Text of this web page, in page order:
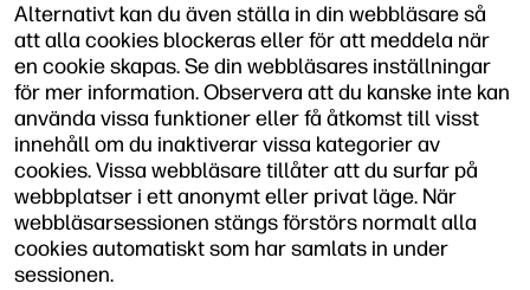
Alternativt kan du även ställa in din webbläsare så
att alla cookies blockeras eller för att meddela när
en cookie skapas. Se din webbläsares inställningar
för mer information. Observera att du kanske inte kan
använda vissa funktioner eller få åtkomst till visst
innehåll om du inaktiverar vissa kategorier av
cookies. Vissa webbläsare tillåter att du surfar på
webbplatser i ett anonymt eller privat läge. När
webbläsarsessionen stängs förstörs normalt alla
cookies automatiskt som har samlats in under
sessionen.